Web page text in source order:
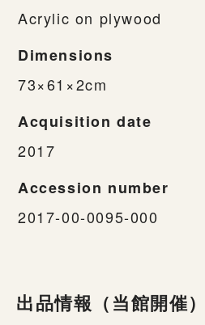
Acrylic on plywood
Dimensions
73×61×2cm
Acquisition date
2017
Accession number
2017-00-0095-000
出品情報（当館開催）